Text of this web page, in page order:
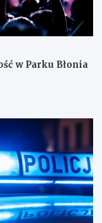
w Parku Błonia